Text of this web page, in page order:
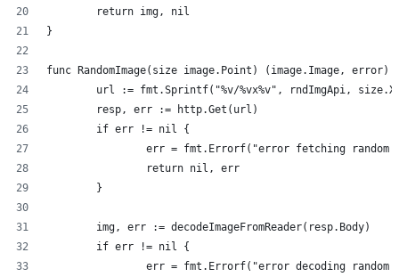
	return img, nil
}
func RandomImage(size image.Point) (image.Image, error)
url := fmt.Sprintf("%v/%vx%v", rndImgApi,
	resp, err := http.Get(url)
	if err != nil {
err = fmt.Errorf("error fetching
		return nil, err
	}
	img, err := decodeImageFromReader(resp.Body)
	if err != nil {
err = fmt.Errorf("error decoding random